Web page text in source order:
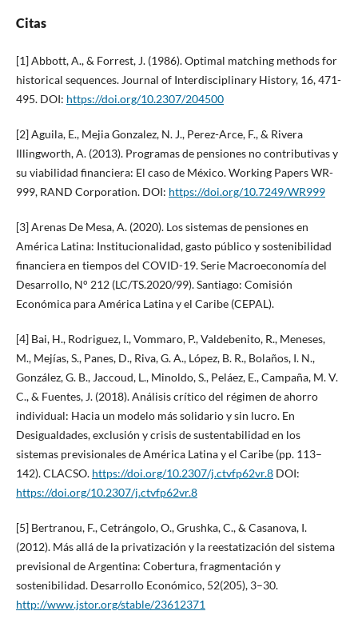
Citas
[1] Abbott, A., & Forrest, J. (1986). Optimal matching methods for
historical sequences. Journal of Interdisciplinary History, 16, 471-
495. DOI: https://doi.org/10.2307/204500
[2] Aguila, E., Mejia Gonzalez, N. J., Perez-Arce, F., & Rivera
Illingworth, A. (2013). Programas de pensiones no contributivas y
su viabilidad financiera: El caso de México. Working Papers WR-
999, RAND Corporation. DOI: https://doi.org/10.7249/WR999
[3] Arenas De Mesa, A. (2020). Los sistemas de pensiones en
América Latina: Institucionalidad, gasto público y sostenibilidad
financiera en tiempos del COVID-19. Serie Macroeconomía del
Desarrollo, N° 212 (LC/TS.2020/99). Santiago: Comisión
Económica para América Latina y el Caribe (CEPAL).
[4] Bai, H., Rodriguez, I., Vommaro, P., Valdebenito, R., Meneses,
M., Mejías, S., Panes, D., Riva, G. A., López, B. R., Bolaños, I. N.,
González, G. B., Jaccoud, L., Minoldo, S., Peláez, E., Campaña, M. V.
C., & Fuentes, J. (2018). Análisis crítico del régimen de ahorro
individual: Hacia un modelo más solidario y sin lucro. En
Desigualdades, exclusión y crisis de sustentabilidad en los
sistemas previsionales de América Latina y el Caribe (pp. 113–
142). CLACSO. https://doi.org/10.2307/j.ctvfp62vr.8DOI:
https://doi.org/10.2307/j.ctvfp62vr.8
[5] Bertranou, F., Cetrángolo, O., Grushka, C., & Casanova, I.
(2012). Más allá de la privatización y la reestatización del sistema
previsional de Argentina: Cobertura, fragmentación y
sostenibilidad. Desarrollo Económico, 52(205), 3–30.
http://www.jstor.org/stable/23612371